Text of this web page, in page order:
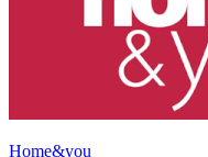
Home&you